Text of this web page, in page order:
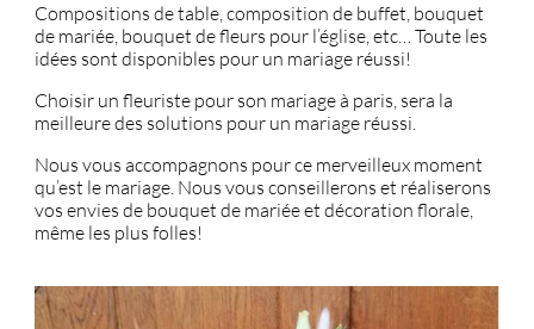
Compositions de table, composition de buffet, bouquet
de mariée, bouquet de fleurs pour l’église, etc… Toute les
idées sont disponibles pour un mariage réussi!
Choisir un fleuriste pour son mariage à paris, sera la
meilleure des solutions pour un mariage réussi.
Nous vous accompagnons pour ce merveilleux moment
qu’est le mariage. Nous vous conseillerons et réaliserons
vos envies de bouquet de mariée et décoration florale,
même les plus folles!